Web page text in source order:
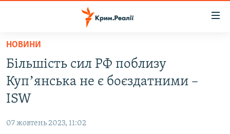
Перейти
основного
матеріалу
Перейти
до
основної
ВІДЕО ТА ФОТО
БЛОГИ
НОВИНИ
Більшість сил РФ поблизу
Купʼянська не є боєздатними –
ISW
07 жовтень 2023, 11:02